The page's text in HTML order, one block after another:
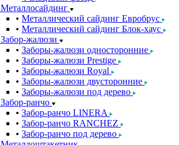
Металлосайдинг
Металлический сайдинг Евробрус
Металлический сайдинг Блок-хаус
Забор-жалюзи
Заборы-жалюзи односторонние
Заборы-жалюзи Prestige
Заборы-жалюзи Royal
Заборы-жалюзи двусторонние
Заборы-жалюзи под дерево
Забор-ранчо
Забор-ранчо LINERA
Забор-ранчо RANCHEZ
Забор-ранчо под дерево